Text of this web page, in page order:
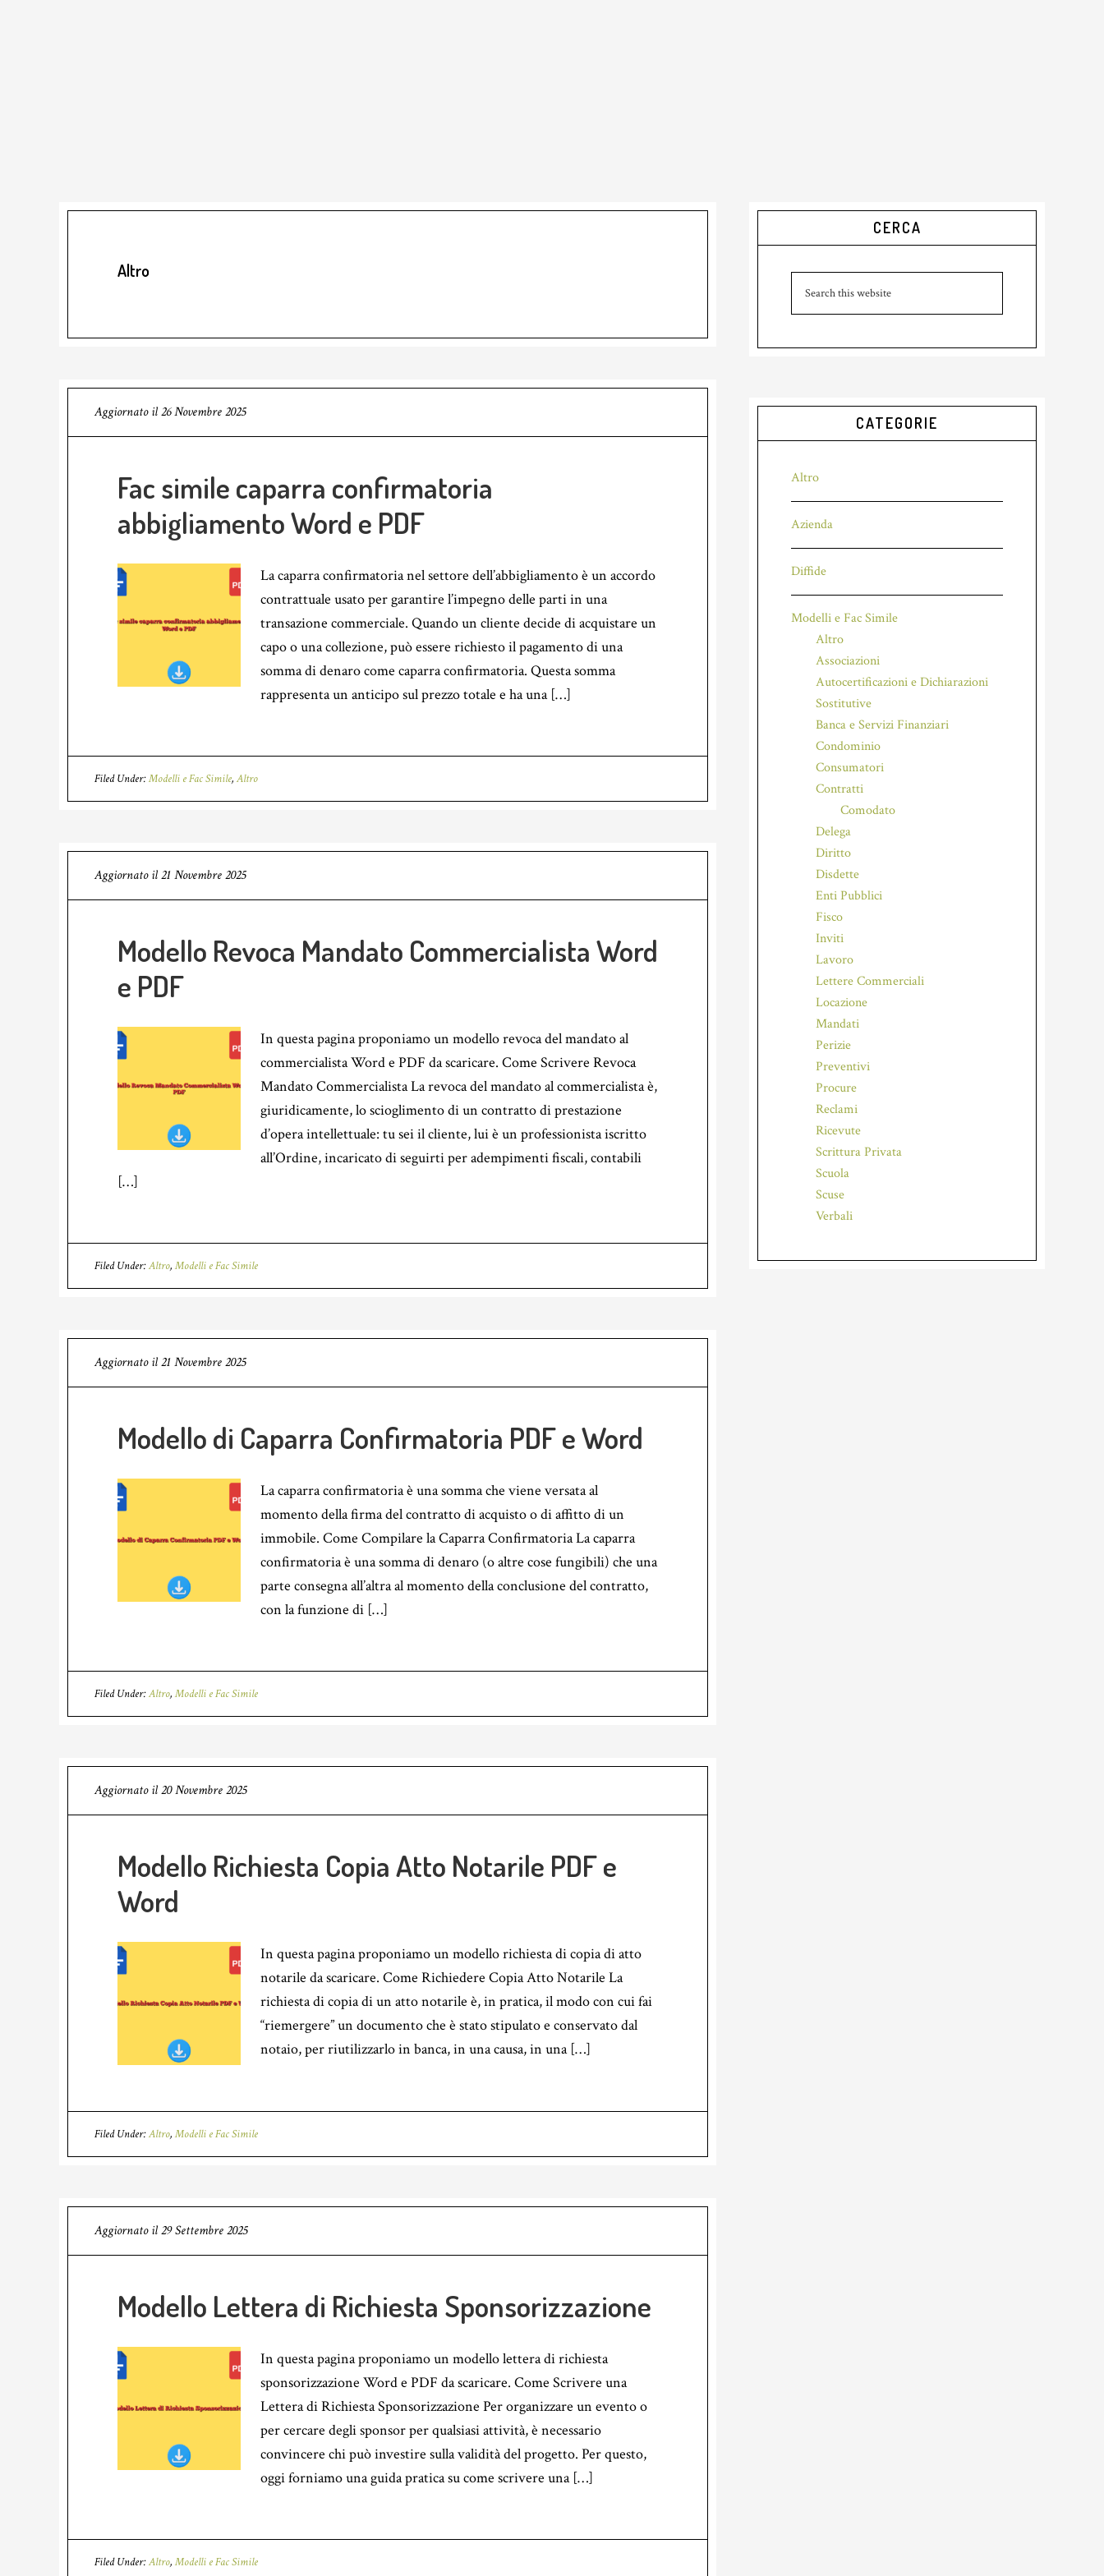
Altro
Aggiornato il26 Novembre 2025
Fac simile caparra confirmatoria
abbigliamento Word e PDF
La caparra confirmatoria nel settore dell’abbigliamento è un accordo
contrattuale usato per garantire l’impegno delle parti in una
transazione commerciale. Quando un cliente decide di acquistare un
capo o una collezione, può essere richiesto il pagamento di una
somma di denaro come caparra confirmatoria. Questa somma
rappresenta un anticipo sul prezzo totale e ha una […]
Filed Under:Modelli e Fac Simile, Altro
Aggiornato il21 Novembre 2025
Modello Revoca Mandato Commercialista Word
e PDF
In questa pagina proponiamo un modello revoca del mandato al
commercialista Word e PDF da scaricare. Come Scrivere Revoca
Mandato Commercialista La revoca del mandato al commercialista è,
giuridicamente, lo scioglimento di un contratto di prestazione
d’opera intellettuale: tu sei il cliente, lui è un professionista iscritto
all’Ordine, incaricato di seguirti per adempimenti fiscali, contabili
[…]
Filed Under:Altro, Modelli e Fac Simile
Aggiornato il21 Novembre 2025
Modello di Caparra Confirmatoria PDF e Word
La caparra confirmatoria è una somma che viene versata al
momento della firma del contratto di acquisto o di affitto di un
immobile. Come Compilare la Caparra Confirmatoria La caparra
confirmatoria è una somma di denaro (o altre cose fungibili) che una
parte consegna all’altra al momento della conclusione del contratto,
con la funzione di […]
Filed Under:Altro, Modelli e Fac Simile
Aggiornato il20 Novembre 2025
Modello Richiesta Copia Atto Notarile PDF e
Word
In questa pagina proponiamo un modello richiesta di copia di atto
notarile da scaricare. Come Richiedere Copia Atto Notarile La
richiesta di copia di un atto notarile è, in pratica, il modo con cui fai
“riemergere” un documento che è stato stipulato e conservato dal
notaio, per riutilizzarlo in banca, in una causa, in una […]
Filed Under:Altro, Modelli e Fac Simile
Aggiornato il29 Settembre 2025
Modello Lettera di Richiesta Sponsorizzazione
In questa pagina proponiamo un modello lettera di richiesta
sponsorizzazione Word e PDF da scaricare. Come Scrivere una
Lettera di Richiesta Sponsorizzazione Per organizzare un evento o
per cercare degli sponsor per qualsiasi attività, è necessario
convincere chi può investire sulla validità del progetto. Per questo,
oggi forniamo una guida pratica su come scrivere una […]
Filed Under:Altro, Modelli e Fac Simile
Primary
Sidebar
CERCA
this
CATEGORIE
Altro
Azienda
Diffide
Modelli e Fac Simile
Altro
Associazioni
Autocertificazioni e Dichiarazioni
Sostitutive
Banca e Servizi Finanziari
Condominio
Consumatori
Contratti
Comodato
Delega
Diritto
Disdette
Enti Pubblici
Fisco
Inviti
Lavoro
Lettere Commerciali
Locazione
Mandati
Perizie
Preventivi
Procure
Reclami
Ricevute
Scrittura Privata
Scuola
Scuse
Verbali